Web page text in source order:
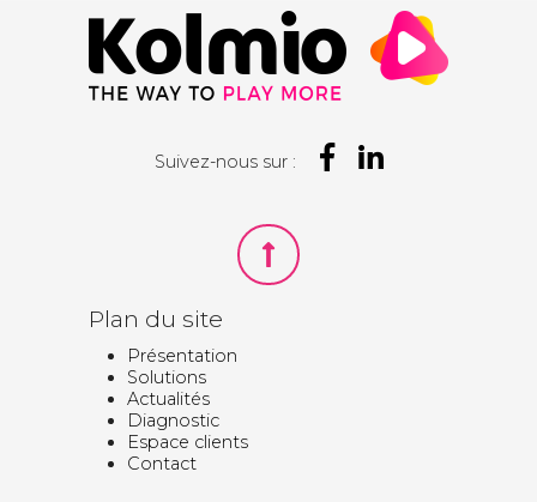
Suivez-nous sur :
Plan du site
Présentation
Solutions
Actualités
Diagnostic
Espace clients
Contact